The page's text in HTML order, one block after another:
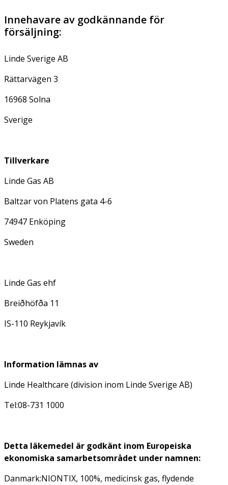
Innehavare av godkännande för
försäljning:
Linde Sverige AB
Rättarvägen 3
16968 Solna
Sverige
Tillverkare
Linde Gas AB
Baltzar von Platens gata 4-6
74947 Enköping
Sweden
Linde Gas ehf
Breiðhöfða 11
IS-110 Reykjavík
Information lämnas av
Linde Healthcare (division inom Linde Sverige AB)
Tel:08-731 1000
Detta läkemedel är godkänt inom Europeiska
ekonomiska samarbetsområdet under namnen:
Danmark:NIONTIX, 100%, medicinsk gas, flydende